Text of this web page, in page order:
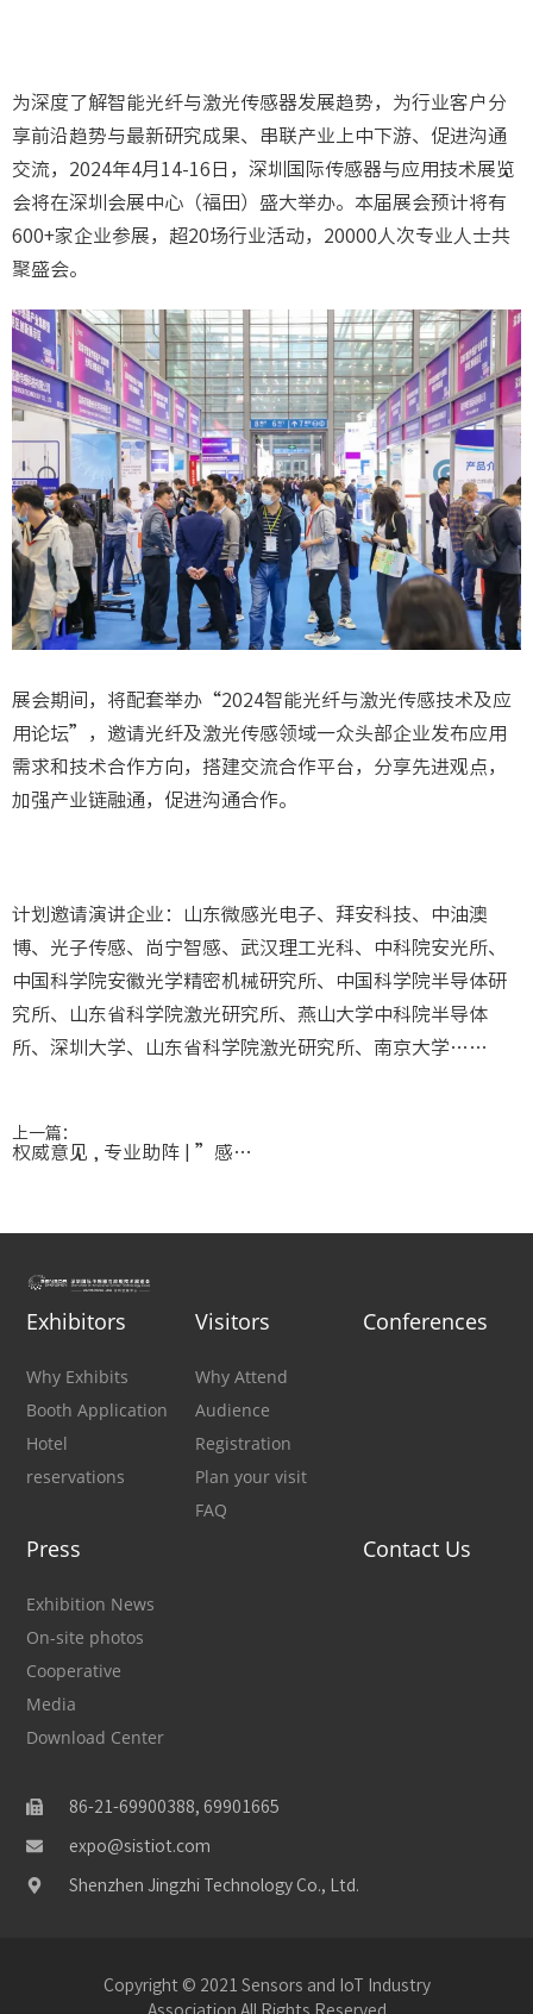
为深度了解智能光纤与激光传感器发展趋势，为行业客户分
享前沿趋势与最新研究成果、串联产业上中下游、促进沟通
交流，2024年4月14-16日，深圳国际传感器与应用技术展览
会将在深圳会展中心（福田）盛大举办。本届展会预计将有
600+家企业参展，超20场行业活动，20000人次专业人士共
聚盛会。
展会期间，将配套举办“2024智能光纤与激光传感技术及应
用论坛”，邀请光纤及激光传感领域一众头部企业发布应用
需求和技术合作方向，搭建交流合作平台，分享先进观点，
加强产业链融通，促进沟通合作。
计划邀请演讲企业：山东微感光电子、拜安科技、中油澳
博、光子传感、尚宁智感、武汉理工光科、中科院安光所、
中国科学院安徽光学精密机械研究所、中国科学院半导体研
究所、山东省科学院激光研究所、燕山大学中科院半导体
所、深圳大学、山东省科学院激光研究所、南京大学……
上一篇：
权威意见 , 专业助阵 | ”感知领航“优秀项目10人评审团公开！
Exhibitors
Why Exhibits
Booth Application
Hotel
reservations
Visitors
Why Attend
Audience
Registration
Plan your visit
FAQ
Conferences
Press
Exhibition News
On-site photos
Cooperative
Media
Download Center
Contact Us
86-21-69900388, 69901665
expo@sistiot.com
Shenzhen Jingzhi Technology Co., Ltd.
Copyright © 2021 Sensors and IoT Industry
Association All Rights Reserved